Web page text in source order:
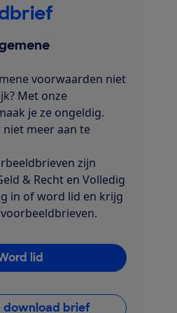
voorwaarden niet
Met onze
je ze ongeldig.
niet meer aan te
zijn
& Recht en Volledig
in of word lid en krijg
lid
download brief